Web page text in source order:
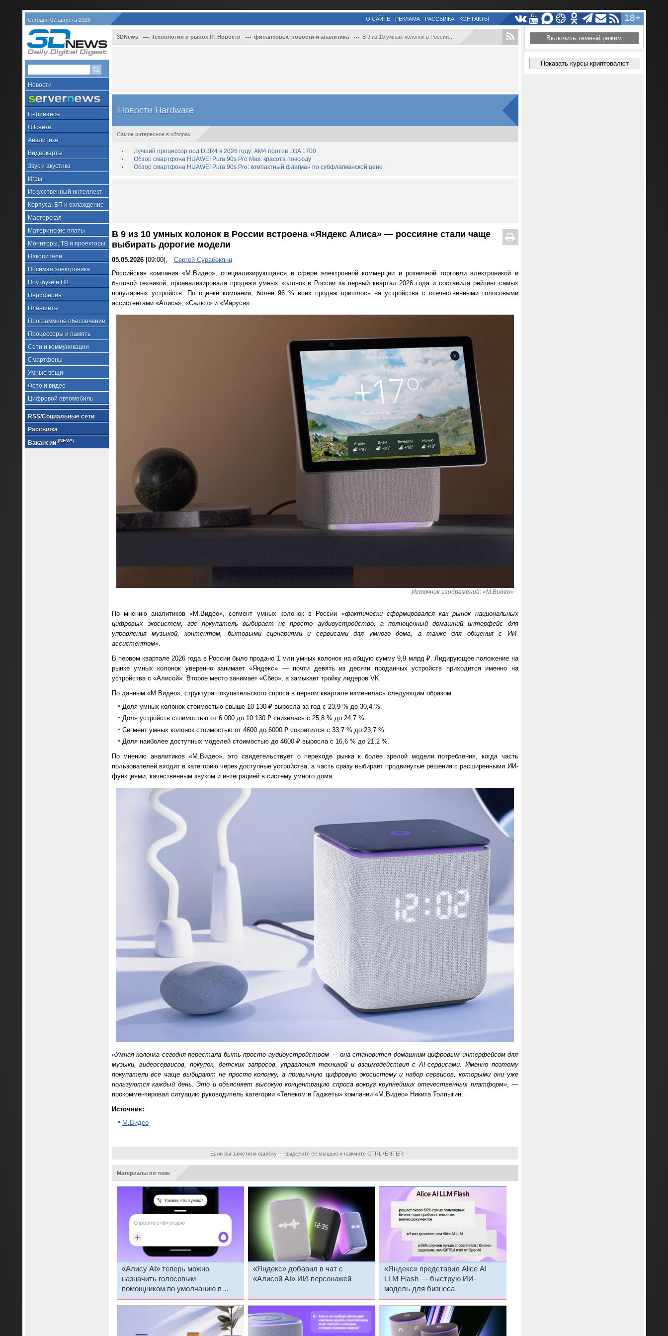
Сегодня 07 августа 2026 18+
О САЙТЕ РЕКЛАМА РАССЫЛКА КОНТАКТЫ
Новости
IT-финансы
Offсянка
Аналитика
Видеокарты
Звук и акустика
Игры
Искусственный интеллект
Корпуса, БП и охлаждение
Мастерская
Материнские платы
Мониторы, ТВ и проекторы
Накопители
Носимая электроника
Ноутбуки и ПК
Периферия
Планшеты
Программное обеспечение
Процессоры и память
Сети и коммуникации
Смартфоны
Умные вещи
Фото и видео
Цифровой автомобиль
RSS/Социальные сети
Рассылка
Вакансии [NEW!]
3DNews Технологии и рынок IT. Новости финансовые новости и аналитика В 9 из 10 умных колонок в России встроен...
Новости Hardware
Самое интересное в обзорах
Лучший процессор под DDR4 в 2026 году: AM4 против LGA 1700
Обзор смартфона HUAWEI Pura 90s Pro Max: красота повсюду
Обзор смартфона HUAWEI Pura 90s Pro: компактный флагман по субфлагманской цене
В 9 из 10 умных колонок в России встроена «Яндекс Алиса» — россияне стали чаще
выбирать дорогие модели
05.05.2026[09:00],
Сергей Сурабекянц
Российская компания «М.Видео», специализирующаяся в сфере электронной коммерции и розничной торговли электроникой и
бытовой техникой, проанализировала продажи умных колонок в России за первый квартал 2026 года и составила рейтинг самых
популярных устройств. По оценке компании, более 96 % всех продаж пришлось на устройства с отечественными голосовыми
ассистентами «Алиса», «Салют» и «Маруся».
Источник изображений: «М.Видео»
По мнению аналитиков «М.Видео», сегмент умных колонок в России «фактически сформировался как рынок национальных
цифровых экосистем, где покупатель выбирает не просто аудиоустройство, а полноценный домашний интерфейс для
управления музыкой, контентом, бытовыми сценариями и сервисами для умного дома, а также для общения с ИИ-
ассистентом».
В первом квартале 2026 года в России было продано 1 млн умных колонок на общую сумму 9,9 млрд ₽. Лидирующее положение на
рынке умных колонок уверенно занимает «Яндекс» — почти девять из десяти проданных устройств приходится именно на
устройства с «Алисой». Второе место занимает «Сбер», а замыкает тройку лидеров VK.
По данным «М.Видео», структура покупательского спроса в первом квартале изменилась следующим образом:
Доля умных колонок стоимостью свыше 10 130 ₽ выросла за год с 23,9 % до 30,4 %.
Доля устройств стоимостью от 6 000 до 10 130 ₽ снизилась с 25,8 % до 24,7 %.
Сегмент умных колонок стоимостью от 4600 до 6000 ₽ сократился с 33,7 % до 23,7 %.
Доля наиболее доступных моделей стоимостью до 4600 ₽ выросла с 16,6 % до 21,2 %.
По мнению аналитиков «М.Видео», это свидетельствует о переходе рынка к более зрелой модели потребления, когда часть
пользователей входит в категорию через доступные устройства, а часть сразу выбирает продвинутые решения с расширенными ИИ-
функциями, качественным звуком и интеграцией в систему умного дома.
«Умная колонка сегодня перестала быть просто аудиоустройством — она становится домашним цифровым интерфейсом для
музыки, видеосервисов, покупок, детских запросов, управления техникой и взаимодействия с AI-сервисами. Именно поэтому
покупатели все чаще выбирают не просто колонку, а привычную цифровую экосистему и набор сервисов, которыми они уже
пользуются каждый день. Это и объясняет высокую концентрацию спроса вокруг крупнейших отечественных платформ», —
прокомментировал ситуацию руководитель категории «Телеком и Гаджеты» компании «М.Видео» Никита Толпыгин.
Источник:
М.Видео
Если вы заметили ошибку — выделите ее мышью и нажмите CTRL+ENTER.
Материалы по теме
«Алису AI» теперь можно
назначить голосовым
помощником по умолчанию в
Android
«Яндекс» добавил в чат с
«Алисой AI» ИИ-персонажей
«Яндекс» представил Alice AI
LLM Flash — быструю ИИ-
модель для бизнеса
Включить темный режим
Показать курсы криптовалют